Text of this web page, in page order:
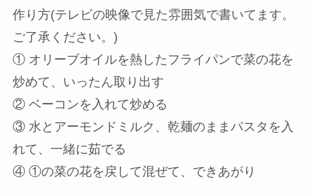
作り方(テレビの映像で見た雰囲気で書いてます。
ご了承ください。)
① オリーブオイルを熱したフライパンで菜の花を
炒めて、いったん取り出す
② ベーコンを入れて炒める
③ 水とアーモンドミルク、乾麺のままパスタを入
れて、一緒に茹でる
④ ①の菜の花を戻して混ぜて、できあがり